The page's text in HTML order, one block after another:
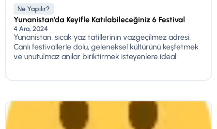
Ne Yapılır?
Yunanistan’da Keyifle Katılabileceğiniz 6 Festival
4 Ara, 2024
Yunanistan, sıcak yaz tatillerinin vazgeçilmez adresi.
Canlı festivallerle dolu, geleneksel kültürünü keşfetmek
ve unutulmaz anılar biriktirmek isteyenlere ideal.